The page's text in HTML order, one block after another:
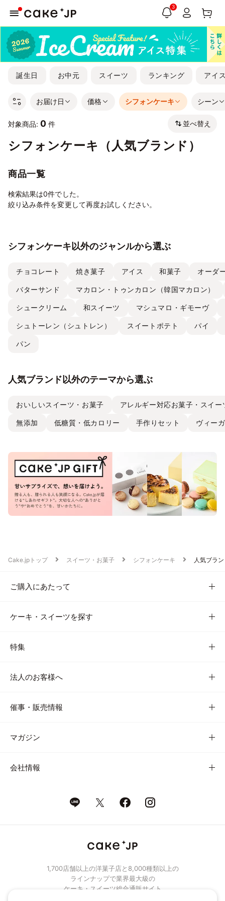
3
誕生日 お中元 スイーツ ランキング アイ
お届け日 価格 シフォンケーキ シーン
対象商品: 0 件 並べ替え
シフォンケーキ（人気ブランド）
商品一覧
検索結果は0件でした。
絞り込み条件を変更して再度お試しください。
シフォンケーキ以外のジャンルから選ぶ
チョコレート 焼き菓子 アイス 和菓子 オーダ
バターサンド マカロン・トゥンカロン（韓国マカロン）
シュークリーム 和スイーツ マシュマロ・ギモーヴ
シュトーレン（シュトレン） スイートポテト パイ
パン
人気ブランド以外のテーマから選ぶ
おいしいスイーツ・お菓子 アレルギー対応お菓子・スイー
無添加 低糖質・低カロリー 手作りセット ヴィー
Cake.jpトップ スイーツ・お菓子 シフォンケーキ 人気ブラ
ご購入にあたって
ケーキ・スイーツを探す
特集
法人のお客様へ
催事・販売情報
マガジン
会社情報
1,700店舗以上の洋菓子店と8,000種類以上の
ラインナップで業界最大級の
ケーキ・スイーツ総合通販サイト